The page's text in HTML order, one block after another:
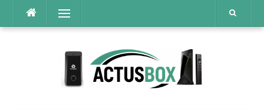
contenu
Menu